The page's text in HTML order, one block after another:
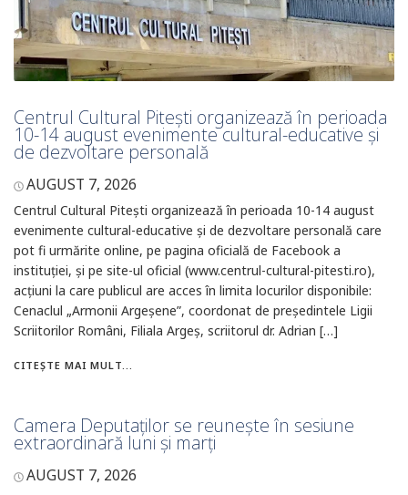
Centrul Cultural Pitești organizează în perioada
10-14 august evenimente cultural-educative și
de dezvoltare personală
AUGUST 7, 2026
Centrul Cultural Pitești organizează în perioada 10-14 august
evenimente cultural-educative și de dezvoltare personală care
pot fi urmărite online, pe pagina oficială de Facebook a
instituției, și pe site-ul oficial (www.centrul-cultural-pitesti.ro),
acțiuni la care publicul are acces în limita locurilor disponibile:
Cenaclul „Armonii Argeșene”, coordonat de președintele Ligii
Scriitorilor Români, Filiala Argeș, scriitorul dr. Adrian […]
CITEȘTE MAI MULT...
Camera Deputaților se reunește în sesiune
extraordinară luni și marți
AUGUST 7, 2026